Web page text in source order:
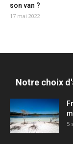
son van ?
17 mai 2022
Notre choix
5